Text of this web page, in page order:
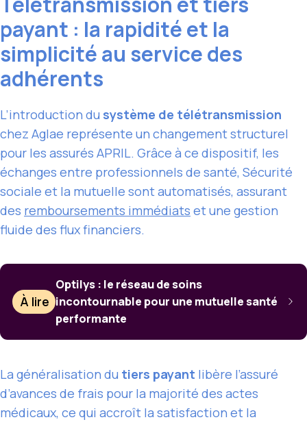
payant : la rapidité et la
simplicité au service des
adhérents
L’introduction du système de télétransmission
chez Aglae représente un changement structurel
pour les assurés APRIL. Grâce à ce dispositif, les
échanges entre professionnels de santé, Sécurité
sociale et la mutuelle sont automatisés, assurant
des remboursements immédiats et une gestion
fluide des flux financiers.
À lire
Optilys : le réseau de soins
incontournable pour une mutuelle santé
performante
La généralisation du tiers payant libère l’assuré
d’avances de frais pour la majorité des actes
médicaux, ce qui accroît la satisfaction et la